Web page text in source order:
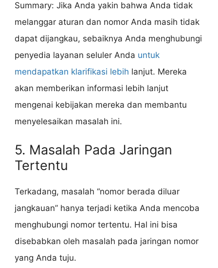
Summary: Jika Anda yakin bahwa Anda tidak
melanggar aturan dan nomor Anda masih tidak
dapat dijangkau, sebaiknya Anda menghubungi
penyedia layanan seluler Anda untuk
mendapatkan klarifikasi lebih lanjut. Mereka
akan memberikan informasi lebih lanjut
mengenai kebijakan mereka dan membantu
menyelesaikan masalah ini.
5. Masalah Pada Jaringan
Tertentu
Terkadang, masalah “nomor berada diluar
jangkauan” hanya terjadi ketika Anda mencoba
menghubungi nomor tertentu. Hal ini bisa
disebabkan oleh masalah pada jaringan nomor
yang Anda tuju.